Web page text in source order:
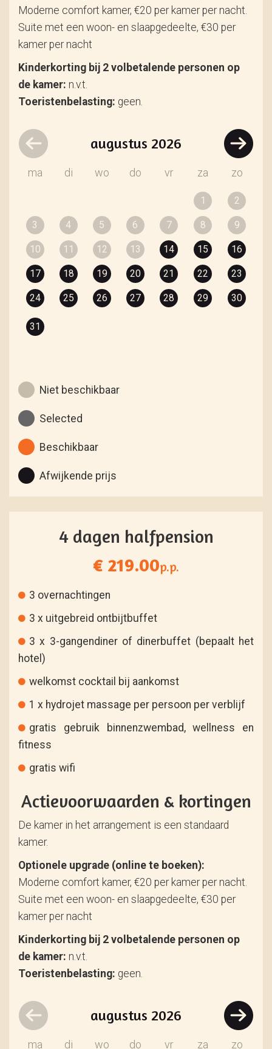
Moderne comfort kamer, €20 per kamer per nacht.
Suite met een woon- en slaapgedeelte, €30 per
kamer per nacht
Kinderkorting bij 2 volbetalende personen op
de kamer: n.v.t.
Toeristenbelasting: geen.
augustus 2026
ma di wo do vr za zo
1 2
3 4 5 6 7 8 9
10 11 12 13 14 15 16
17 18 19 20 21 22 23
24 25 26 27 28 29 30
31
Niet beschikbaar
Selected
Beschikbaar
Afwijkende prijs
4 dagen halfpension
€ 219.00p.p.
3 overnachtingen
3 x uitgebreid ontbijtbuffet
3 x 3-gangendiner of dinerbuffet (bepaalt het
hotel)
welkomst cocktail bij aankomst
1 x hydrojet massage per persoon per verblijf
gratis gebruik binnenzwembad, wellness en
fitness
gratis wifi
Actievoorwaarden & kortingen
De kamer in het arrangement is een standaard
kamer.
Optionele upgrade (online te boeken):
Moderne comfort kamer, €20 per kamer per nacht.
Suite met een woon- en slaapgedeelte, €30 per
kamer per nacht
Kinderkorting bij 2 volbetalende personen op
de kamer: n.v.t.
Toeristenbelasting: geen.
augustus 2026
ma di wo do vr za zo